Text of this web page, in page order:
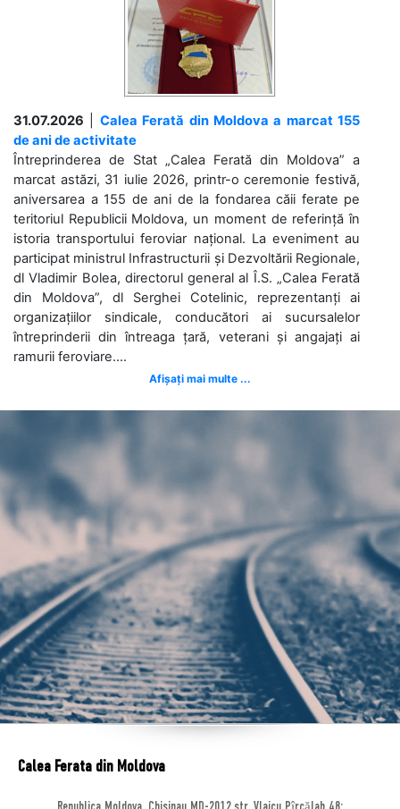
31.07.2026
Calea Ferată din Moldova a marcat 155
de ani de activitate
Întreprinderea de Stat „Calea Ferată din Moldova” a
marcat astăzi, 31 iulie 2026, printr-o ceremonie festivă,
aniversarea a 155 de ani de la fondarea căii ferate pe
teritoriul Republicii Moldova, un moment de referință în
istoria transportului feroviar național. La eveniment au
participat ministrul Infrastructurii și Dezvoltării Regionale,
dl Vladimir Bolea, directorul general al Î.S. „Calea Ferată
din Moldova”, dl Serghei Cotelinic, reprezentanți ai
organizațiilor sindicale, conducători ai sucursalelor
întreprinderii din întreaga țară, veterani și angajați ai
ramurii feroviare....
Afișați mai multe ...
Calea Ferata din Moldova